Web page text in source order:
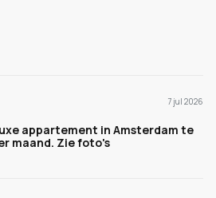
7 jul 2026
appartement in Amsterdam te
maand. Zie foto's